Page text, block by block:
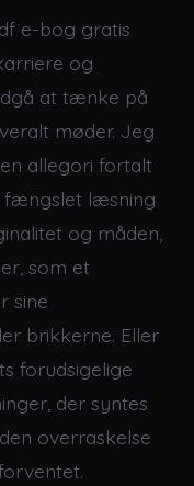
e-bog gratis
og
at tænke på
møder. Jeg
allegori fortalt
fængslet læsning
og måden,
som et
sine
brikkerne. Eller
forudsigelige
der syntes
overraskelse